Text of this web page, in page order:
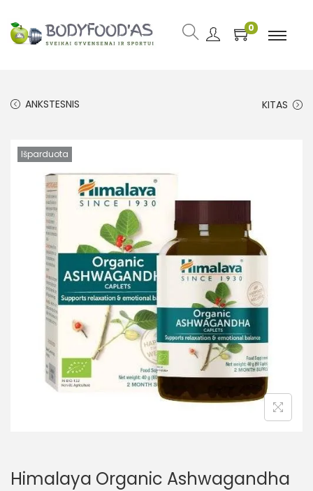
0
ANKSTESNIS KITAS
Išparduota
Himalaya Organic Ashwagandha